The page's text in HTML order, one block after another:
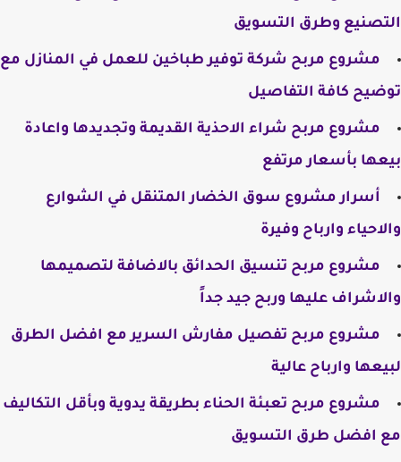
التصنيع وطرق التسويق
مشروع مربح شركة توفير طباخين للعمل في المنازل مع
توضيح كافة التفاصيل
مشروع مربح شراء الاحذية القديمة وتجديدها واعادة
بيعها بأسعار مرتفع
​أسرار مشروع سوق الخضار المتنقل في الشوارع
والاحياء وارباح وفيرة
مشروع مربح تنسيق الحدائق بالاضافة لتصميمها
والاشراف عليها وربح جيد جداً
مشروع مربح تفصيل مفارش السرير مع افضل الطرق
لبيعها وارباح عالية
مشروع مربح تعبئة الحناء بطريقة يدوية وبأقل التكاليف
مع افضل طرق التسويق